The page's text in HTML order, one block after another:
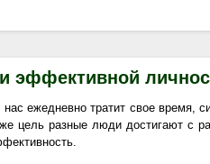
эффективной
ежедневно тратит свое время,
цель разные люди достигают с